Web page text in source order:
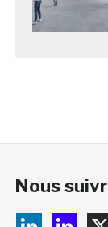
Nous